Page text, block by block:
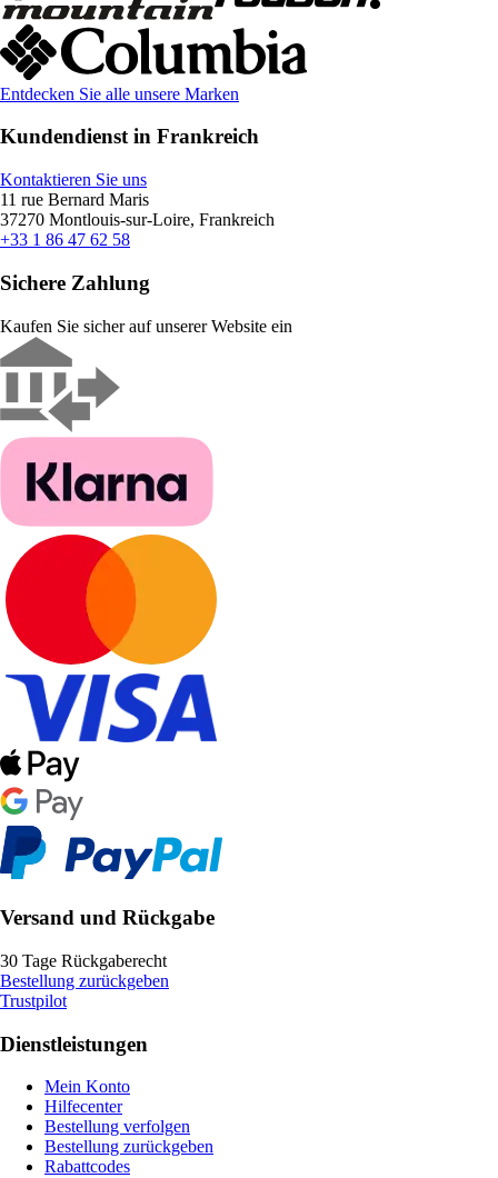
Entdecken Sie alle unsere Marken
Kundendienst in Frankreich
Kontaktieren Sie uns
11 rue Bernard Maris
37270 Montlouis-sur-Loire, Frankreich
+33 1 86 47 62 58
Sichere Zahlung
Kaufen Sie sicher auf unserer Website ein
Versand und Rückgabe
30 Tage Rückgaberecht
Bestellung zurückgeben
Trustpilot
Dienstleistungen
Mein Konto
Hilfecenter
Bestellung verfolgen
Bestellung zurückgeben
Rabattcodes